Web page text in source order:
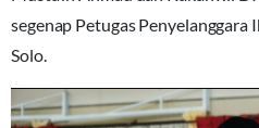
segenap Petugas Penyelanggara
Solo.